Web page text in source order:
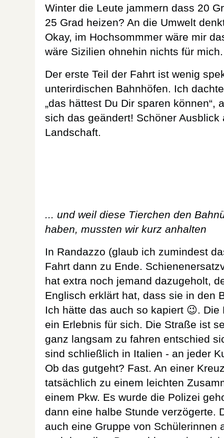
Winter die Leute jammern dass 20
25 Grad heizen? An die Umwelt
Okay, im Hochsommmer wäre mir
wäre Sizilien ohnehin nichts für mich.
Der erste Teil der Fahrt ist wenig
unterirdischen Bahnhöfen. Ich
„das hättest Du Dir sparen können“,
sich das geändert! Schöner Ausblick
Landschaft.
... und weil diese Tierchen den
haben, mussten wir kurz anhalten
In Randazzo (glaub ich zumindest
Fahrt dann zu Ende.
hat extra noch jemand dazugeholt,
Englisch erklärt hat, dass sie in den
Ich hätte das auch so kapiert 😉.
ein Erlebnis für sich. Die Straße ist
ganz langsam zu fahren entschied
sind schließlich in Italien - an jeder
Ob das gutgeht? Fast. An einer
tatsächlich zu einem leichten
einem Pkw. Es wurde die Polizei
dann eine halbe Stunde verzögerte.
auch eine Gruppe von Schülerinnen